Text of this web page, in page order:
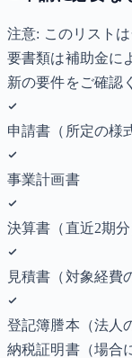
注意: このリスト
要書類は補助金に
新の要件をご確認
申請書（所定の様
事業計画書
決算書（直近2期分
見積書（対象経費
登記簿謄本（法人
納税証明書（場合